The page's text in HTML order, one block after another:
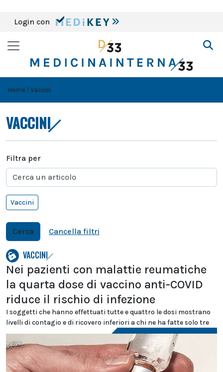
Login con
Home Vaccini
VACCINI
Filtra per
Vaccini
Cerca Cancella filtri
VACCINI
Nei pazienti con malattie reumatiche
la quarta dose di vaccino anti-COVID
riduce il rischio di infezione
I soggetti che hanno effettuati tutte e quattro le dosi mostrano
livelli di contagio e di ricovero inferiori a chi ne ha fatte solo tre